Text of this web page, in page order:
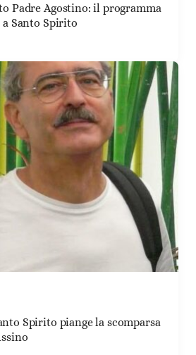
Padre Agostino: il programma
Santo Spirito
Spirito piange la scomparsa